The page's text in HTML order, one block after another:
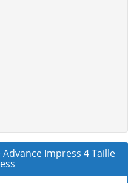
Impress 4 Taille